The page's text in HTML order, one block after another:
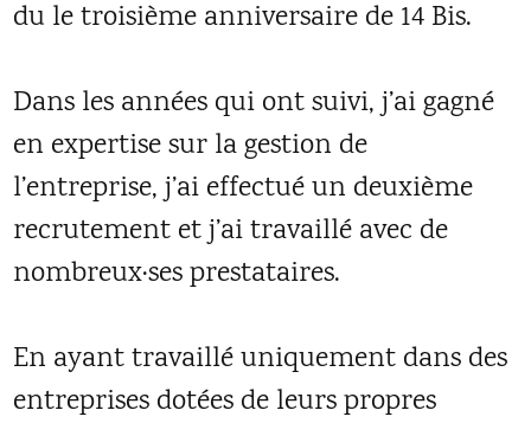
du le troisième anniversaire de 14 Bis.
Dans les années qui ont suivi, j’ai gagné
en expertise sur la gestion de
l’entreprise, j’ai effectué un deuxième
recrutement et j’ai travaillé avec de
nombreux·ses prestataires.
En ayant travaillé uniquement dans des
entreprises dotées de leurs propres